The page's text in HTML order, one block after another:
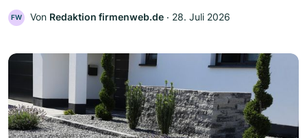
FW Von Redaktion firmenweb.de ‧ 28. Juli 2026